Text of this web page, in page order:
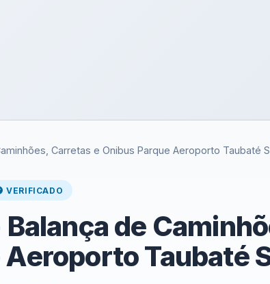
Carretas e Onibus Parque Aeroporto Taubaté
VERIFICADO
de
Aeroporto Taubaté